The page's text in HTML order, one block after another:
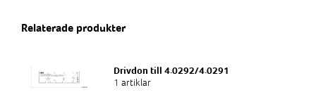
Relaterade produkter
Drivdon till 4.0292/4.0291
1 artiklar